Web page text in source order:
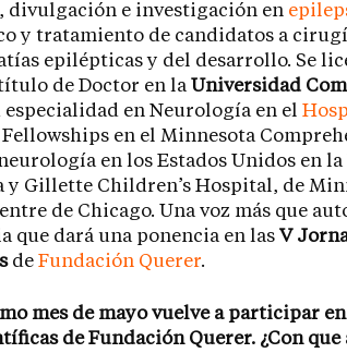
divulgación e investigación en
y tratamiento de candidatos a
epilépticas y del desarrollo. Se
de Doctor en la Universidad
especialidad en Neurología en el
en el Minnesota
en los Estados Unidos en
y Gillette Children’s Hospital, de
de Chicago. Una voz más que
que dará una ponencia en las V
de Fundación Querer.
mes de mayo vuelve a participar
de Fundación Querer. ¿Con